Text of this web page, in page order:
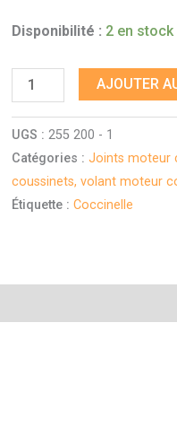
Disponibilité : 2 en
AJOUTER
UGS :255 200 - 1
Catégories :Joints moteur
coussinets, volant moteur
Étiquette :Coccinelle